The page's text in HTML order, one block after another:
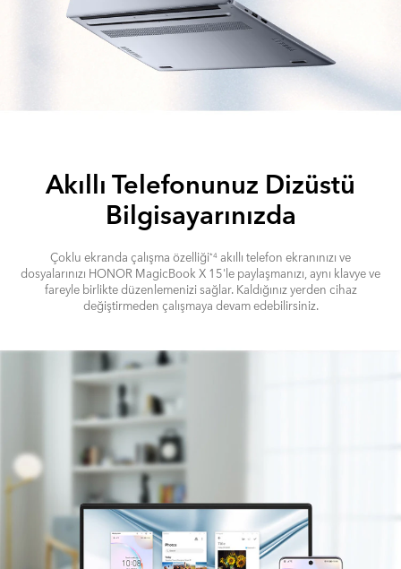
Akıllı Telefonunuz Dizüstü
Bilgisayarınızda
Çoklu ekranda çalışma özelliği*4 akıllı telefon ekranınızı ve
dosyalarınızı HONOR MagicBook X 15'le paylaşmanızı, aynı klavye ve
fareyle birlikte düzenlemenizi sağlar. Kaldığınız yerden cihaz
değiştirmeden çalışmaya devam edebilirsiniz.